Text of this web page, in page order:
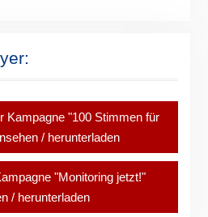
Kampagne "100 Stimmen für
/ herunterladen
"Monitoring jetzt!"
/ herunterladen